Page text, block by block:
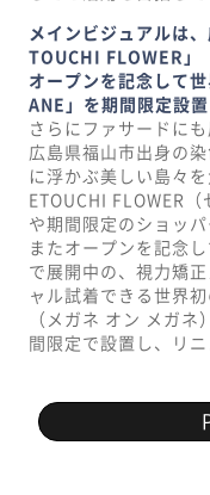
メインビジュアルは
TOUCHI FLOWER」
オープンを記念して
ANE」を期間限定設置
さらにファサードに
広島県福山市出身の
に浮かぶ美しい島々
ETOUCHI FLOWER
や期間限定のショッ
またオープンを記念
で展開中の、視力矯
ャル試着できる世界
（メガネ オン メガ
間限定で設置し、リ